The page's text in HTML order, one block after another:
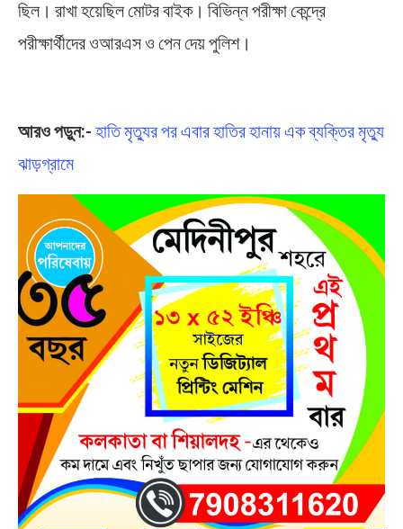
ছিল। রাখা হয়েছিল মোটর বাইক। বিভিন্ন পরীক্ষা কেন্দ্রে
পরীক্ষার্থীদের ওআরএস ও পেন দেয় পুলিশ।
আরও পড়ুন:- হাতি মৃত্যুর পর এবার হাতির হানায় এক ব্যক্তির মৃত্যু
ঝাড়গ্রামে